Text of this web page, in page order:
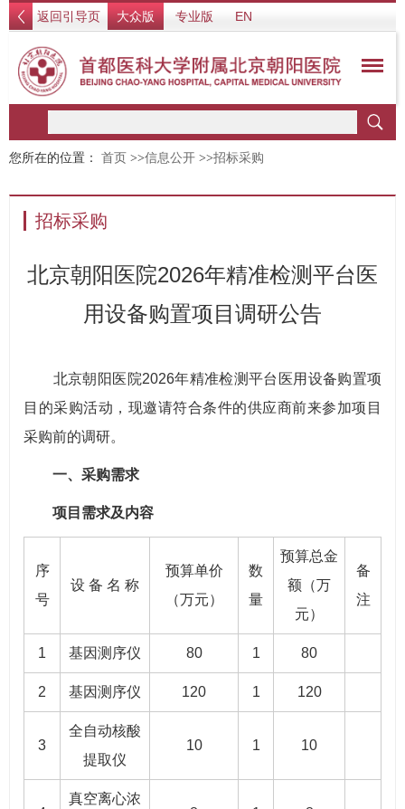
返回引导页 大众版 专业版 EN
您所在的位置： 首页 >>信息公开 >>招标采购
招标采购
北京朝阳医院2026年精准检测平台医
用设备购置项目调研公告
北京朝阳医院2026年精准检测平台医用设备购置项
目的采购活动，现邀请符合条件的供应商前来参加项目
采购前的调研。
一、采购需求
项目需求及内容
序
号
设 备 名 称
预算单价
（万元）
数
量
预算总金
额（万
元）
备
注
1 基因测序仪 80 1 80
2 基因测序仪 120 1 120
3
全自动核酸
提取仪
10 1 10
真空离心浓